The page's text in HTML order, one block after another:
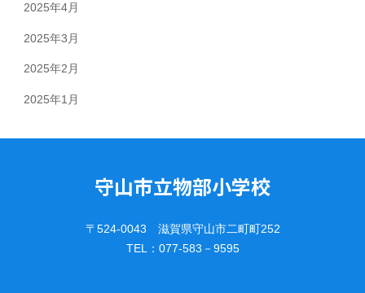
2025年4月
2025年3月
2025年2月
2025年1月
守山市立物部小学校
〒524-0043 滋賀県守山市二町町252
TEL：077-583－9595